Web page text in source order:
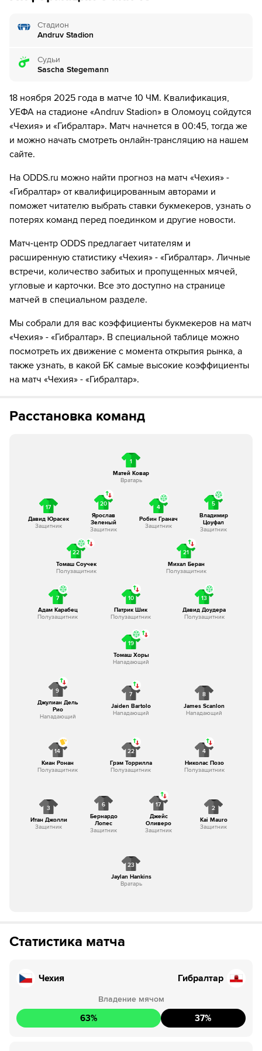
51´ГОЛ!
51´ Г О О О О Л - Робин Гранач бьет в цель!
57´
57´
Чехия делает замену. Михал Беран уходит с поля, а
Лукаш Черв выходит на его замену.
68´
Чехия делает замену. Ярослав Зеленый уходит с
68´
Чехия делает замену. Томаш Соучек уходит с поля,
а Михал Садилек выходит на его замену.
69´
Николас Позо уходит с поля. Дэн Бент выходит
76´
Гибралтар делает замену. Джулиан Дель Рио уходит
с поля, а Ярон Винет выходит на его замену.
84´
Грэм Торрилла уходит с поля. Джереми Перера
выходит вместо него
поля, а Келвин Морган выходит на его замену.
Моймир Хитил выходит на его замену.
Вот и все! Рефери свистит финальный свисток
Стадион
Andruv Stadion
Судьи
Sascha Stegemann
18 ноября 2025 года в матче 10 ЧМ. Квалификация,
УЕФА на стадионе «Andruv Stadion» в Оломоуц сойдутся
«Чехия» и «Гибралтар». Матч начнется в 00:45, тогда же
и можно начать смотреть онлайн-трансляцию на нашем
сайте.
На ODDS.ru можно найти прогноз на матч «Чехия» -
«Гибралтар» от квалифицированным авторами и
поможет читателю выбрать ставки букмекеров, узнать о
потерях команд перед поединком и другие новости.
Матч-центр ODDS предлагает читателям и
расширенную статистику «Чехия» - «Гибралтар». Личные
встречи, количество забитых и пропущенных мячей,
угловые и карточки. Все это доступно на странице
матчей в специальном разделе.
Мы собрали для вас коэффициенты букмекеров на матч
«Чехия» - «Гибралтар». В специальной таблице можно
посмотреть их движение с момента открытия рынка, а
также узнать, в какой БК самые высокие коэффициенты
на матч «Чехия» - «Гибралтар».
Расстановка команд
1
Матей Ковар
Вратарь
17
Давид Юрасек
Защитник
20
Ярослав
Зеленый
Защитник
4
Робин Гранач
Защитник
5
Владимир
Цоуфал
Защитник
22
Томаш Соучек
Полузащитник
21
Михал Беран
Полузащитник
7
Адам Карабец
Полузащитник
10
Патрик Шик
Полузащитник
13
Давид Доудера
Полузащитник
19
Томаш Хоры
Нападающий
23
Jaylan Hankins
Вратарь
3
Итан Джолли
Защитник
6
Бернардо
Лопес
Защитник
17
Джейс
Оливеро
Защитник
2
Kai Mauro
Защитник
14
Киан Ронан
Полузащитник
22
Грэм Торрилла
Полузащитник
4
Николас Позо
Полузащитник
9
Джулиан Дель
Рио
Нападающий
7
Jaiden Bartolo
Нападающий
8
James Scanlon
Нападающий
Статистика матча
Чехия Гибралтар
Владение мячом
63% 37%